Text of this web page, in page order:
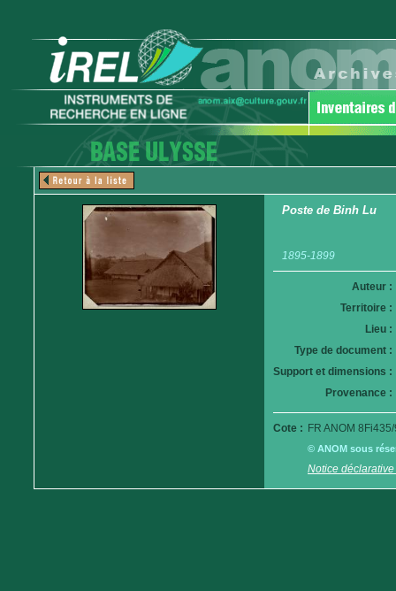
Poste de Binh Lu
1895-1899
Auteur :
Territoire :
Lieu :
Type de document :
Support et dimensions :
Provenance :
Cote : FR ANOM
© ANOM sous
Notice